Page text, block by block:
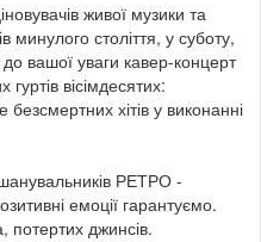
живої музики та
минулого століття, у суботу,
вашої уваги кавер-концерт
вісімдесятих:
хітів у виконанні
РЕТРО -
емоції гарантуємо.
потертих джинсів.